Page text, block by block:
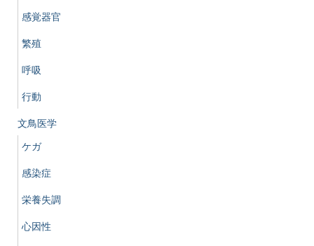
感覚器官
繁殖
呼吸
行動
文鳥医学
ケガ
感染症
栄養失調
心因性